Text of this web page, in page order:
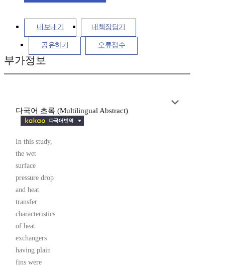
내보내기 내책장담기
공유하기 오류접수
부가정보
다국어 초록 (Multilingual Abstract)
In this study,
the wet
surface
pressure drop
and heat
transfer
characteristics
of heat
exchangers
having plain
fins were